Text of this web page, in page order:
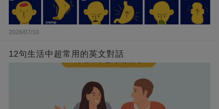
2026/07/10
12句生活中超常用的英文對話